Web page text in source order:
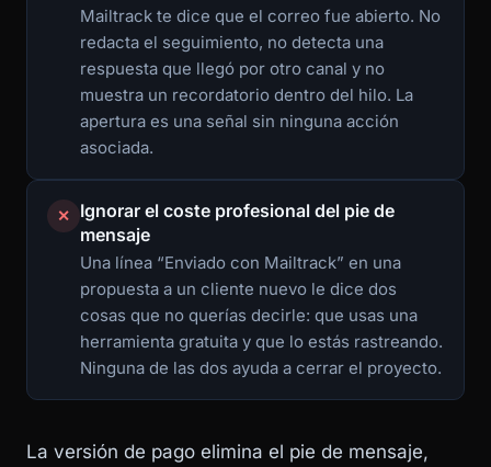
Mailtrack te dice que el correo fue abierto. No
redacta el seguimiento, no detecta una
respuesta que llegó por otro canal y no
muestra un recordatorio dentro del hilo. La
apertura es una señal sin ninguna acción
asociada.
✕
Ignorar el coste profesional del pie de
mensaje
Una línea “Enviado con Mailtrack” en una
propuesta a un cliente nuevo le dice dos
cosas que no querías decirle: que usas una
herramienta gratuita y que lo estás rastreando.
Ninguna de las dos ayuda a cerrar el proyecto.
La versión de pago elimina el pie de mensaje,